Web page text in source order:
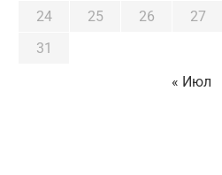
24
25 26 27
31
« Июл